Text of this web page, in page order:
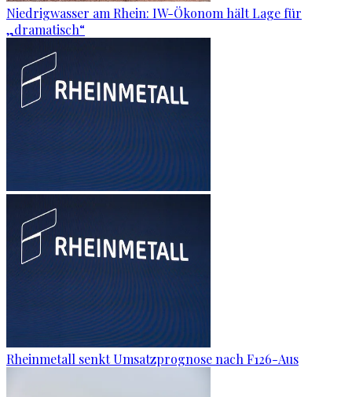
Niedrigwasser am Rhein: IW-Ökonom hält Lage für
„dramatisch“
Rheinmetall senkt Umsatzprognose nach F126-Aus